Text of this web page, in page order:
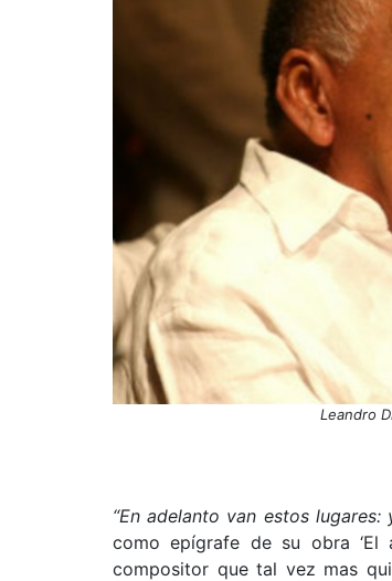
Leandro
“En adelanto van estos lugares:
como epígrafe de su obra ‘El
compositor que tal vez mas